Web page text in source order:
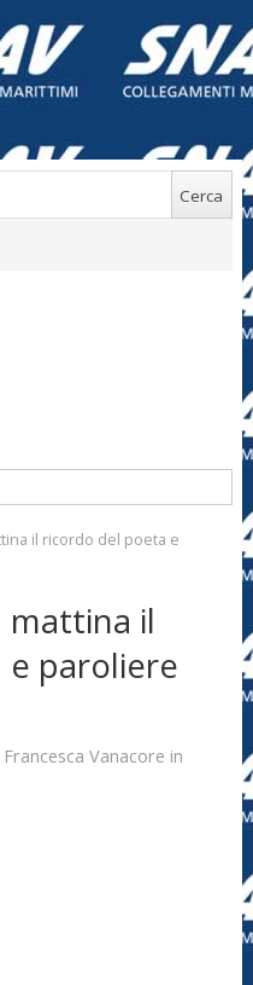
il ricordo del poeta e
mattina il
paroliere
Francesca Vanacore in